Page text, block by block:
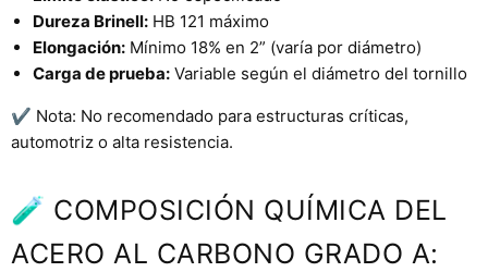
Dureza Brinell: HB 121 máximo
Elongación: Mínimo 18% en 2” (varía por diámetro)
Carga de prueba: Variable según el diámetro del tornillo
✔️ Nota: No recomendado para estructuras críticas,
automotriz o alta resistencia.
🧪 COMPOSICIÓN QUÍMICA DEL
ACERO AL CARBONO GRADO A: